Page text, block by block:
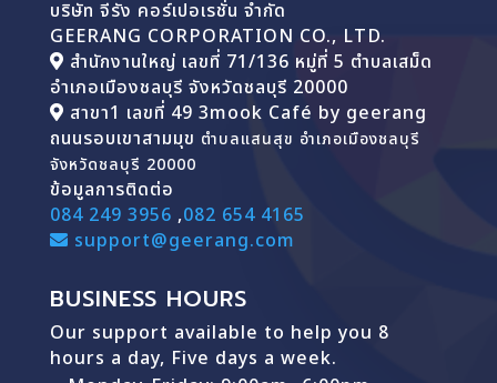
บริษัท จีรัง คอร์เปอเรชั่น จำกัด
GEERANG CORPORATION CO., LTD.
สำนักงานใหญ่ เลขที่ 71/136 หมู่ที่ 5 ตำบลเสม็ด
อำเภอเมืองชลบุรี จังหวัดชลบุรี 20000
สาขา1 เลขที่ 49 3mook Café by geerang
ถนนรอบเขาสามมุข ตำบลแสนสุข อำเภอเมืองชลบุรี
จังหวัดชลบุรี 20000
ข้อมูลการติดต่อ
084 249 3956 ,082 654 4165
support@geerang.com
BUSINESS HOURS
Our support available to help you 8
hours a day, Five days a week.